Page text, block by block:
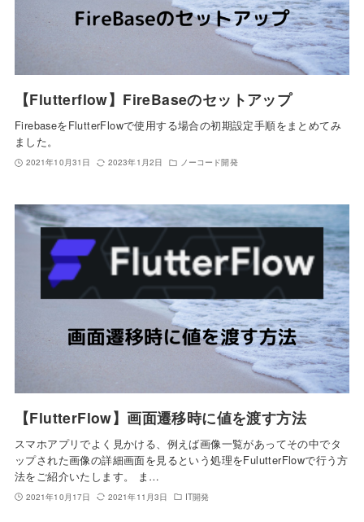
【Flutterflow】FireBaseのセットアップ
FirebaseをFlutterFlowで使用する場合の初期設定手順をまとめてみ
ました。
2021年10月31日 2023年1月2日 ノーコード開発
【FlutterFlow】画面遷移時に値を渡す方法
スマホアプリでよく見かける、例えば画像一覧があってその中でタ
ップされた画像の詳細画面を見るという処理をFulutterFlowで行う方
法をご紹介いたします。 ま…
2021年10月17日 2021年11月3日 IT開発